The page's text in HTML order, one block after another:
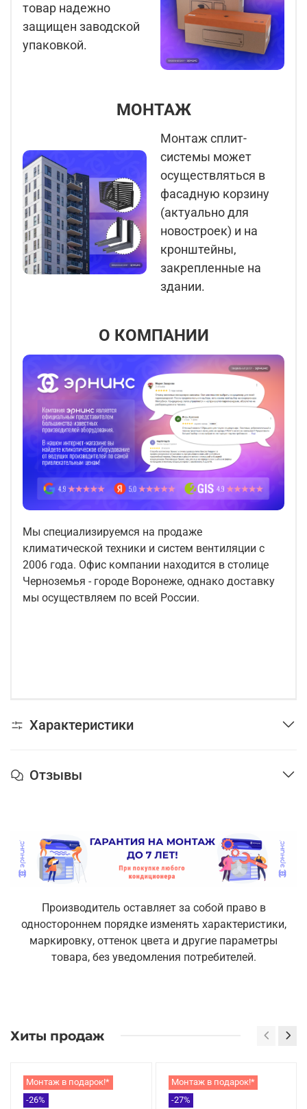
товар надежно
защищен заводской
упаковкой.
МОНТАЖ
Монтаж сплит-
системы может
осуществляться в
фасадную корзину
(актуально для
новостроек) и на
кронштейны,
закрепленные на
здании.
О КОМПАНИИ
Мы специализируемся на продаже
климатической техники и систем вентиляции с
2006 года. Офис компании находится в столице
Черноземья - городе Воронеже, однако доставку
мы осуществляем по всей России.
Характеристики
Отзывы
Производитель оставляет за собой право в
одностороннем порядке изменять характеристики,
маркировку, оттенок цвета и другие параметры
товара, без уведомления потребителей.
Хиты продаж
Монтаж в подарок!*
-26%
Монтаж в подарок!*
-27%